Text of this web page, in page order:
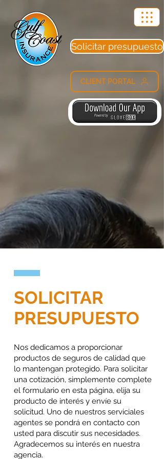
CLIENT PORTAL
Solicitar presupuesto
SOLICITAR
PRESUPUESTO
Nos dedicamos a proporcionar
productos de seguros de calidad que
lo mantengan protegido. Para solicitar
una cotización, simplemente complete
el formulario en esta página, elija su
producto de interés y envíe su
solicitud. Uno de nuestros serviciales
agentes se pondrá en contacto con
usted para discutir sus necesidades.
Agradecemos su interés en nuestra
agencia.